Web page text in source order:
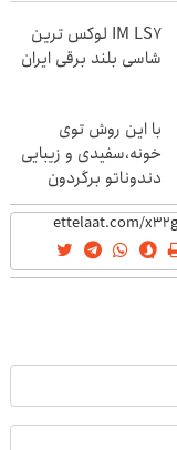
IM LS7 لوکس ترین
شاسی بلند برقی ایران
با این روش توی
خونه،سفیدی و زیبایی
دندوناتو برگردون
(40%off)